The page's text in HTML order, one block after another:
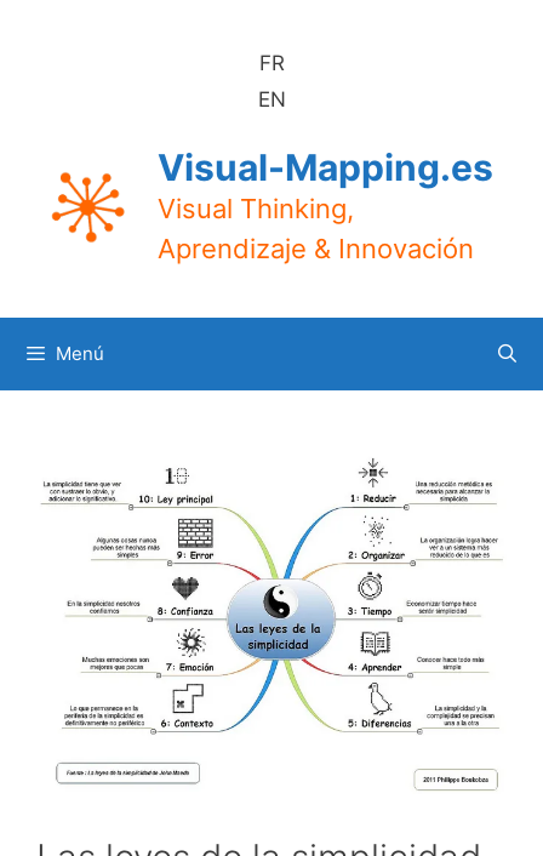
FR
EN
Visual-Mapping.es
Visual Thinking,
Aprendizaje & Innovación
Menú